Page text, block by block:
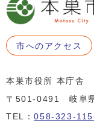
市へのアクセス
本巣市役所 本庁舎
〒501-0491 岐阜
TEL：058-323-